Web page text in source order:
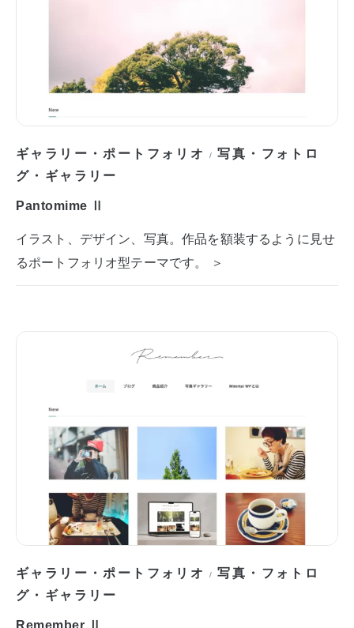
ギャラリー・ポートフォリオ /写真・フォトロ
グ・ギャラリー
Pantomime Ⅱ
イラスト、デザイン、写真。作品を額装するように見せ
るポートフォリオ型テーマです。 ＞
ギャラリー・ポートフォリオ /写真・フォトロ
グ・ギャラリー